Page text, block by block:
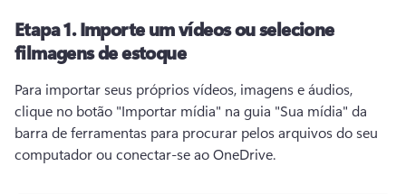
Etapa 1.Importe um vídeos ou selecione
filmagens de estoque
Para importar seus próprios vídeos, imagens e áudios,
clique no botão "Importar mídia" na guia "Sua mídia" da
barra de ferramentas para procurar pelos arquivos do seu
computador ou conectar-se ao OneDrive.